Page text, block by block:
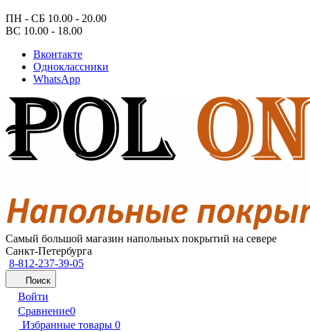
ПН - СБ 10.00 - 20.00
ВС 10.00 - 18.00
Вконтакте
Одноклассники
WhatsApp
Самый большой магазин напольных покрытий на севере
Санкт-Петербурга
8-812-237-39-05
Поиск
Войти
Сравнение0
Избранные товары 0